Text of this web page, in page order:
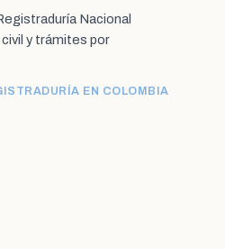
Nacional
y trámites por
EN COLOMBIA